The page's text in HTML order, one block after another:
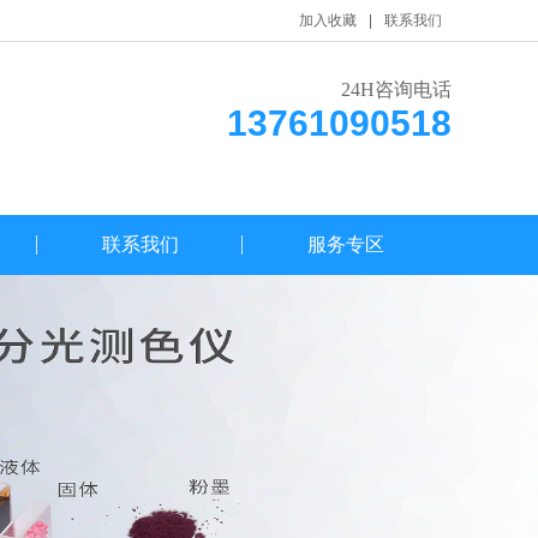
加入收藏 联系我们
24H咨询电话
13761090518
联系我们 服务专区